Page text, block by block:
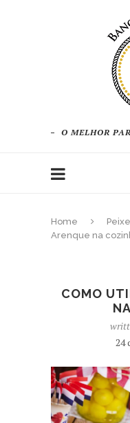
O MELHOR
Home
Arenque na
COMO
24